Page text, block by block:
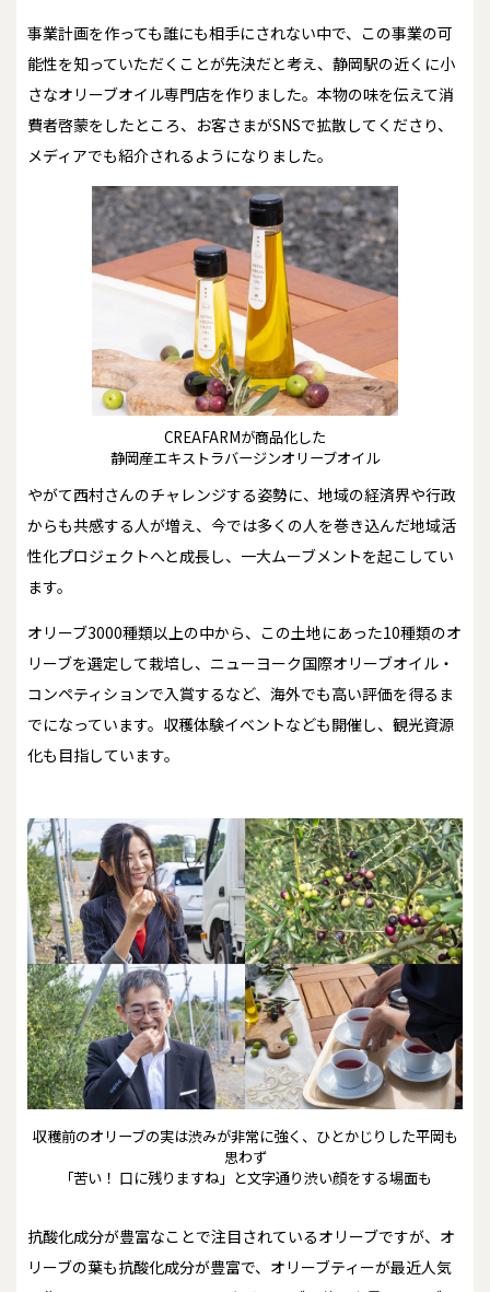
事業計画を作っても誰にも相手にされない中で、この事業の可
能性を知っていただくことが先決だと考え、静岡駅の近くに小
さなオリーブオイル専門店を作りました。本物の味を伝えて消
費者啓蒙をしたところ、お客さまがSNSで拡散してくださり、
メディアでも紹介されるようになりました。
CREAFARMが商品化した
静岡産エキストラバージンオリーブオイル
やがて西村さんのチャレンジする姿勢に、地域の経済界や行政
からも共感する人が増え、今では多くの人を巻き込んだ地域活
性化プロジェクトへと成長し、一大ムーブメントを起こしてい
ます。
オリーブ3000種類以上の中から、この土地にあった10種類のオ
リーブを選定して栽培し、ニューヨーク国際オリーブオイル・
コンペティションで入賞するなど、海外でも高い評価を得るま
でになっています。収穫体験イベントなども開催し、観光資源
化も目指しています。
収穫前のオリーブの実は渋みが非常に強く、ひとかじりした平岡も
思わず
「苦い！ 口に残りますね」と文字通り渋い顔をする場面も
抗酸化成分が豊富なことで注目されているオリーブですが、オ
リーブの葉も抗酸化成分が豊富で、オリーブティーが最近人気